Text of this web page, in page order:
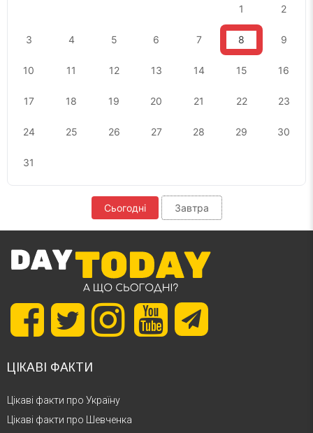
1 2
3 4 5 6 7 8 9
10 11 12 13 14 15 16
17 18 19 20 21 22 23
24 25 26 27 28 29 30
31
Сьогодні Завтра
ЦІКАВІ ФАКТИ
Цікаві факти про Україну
Цікаві факти про Шевченка